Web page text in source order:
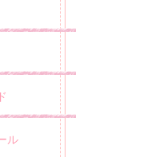
ル